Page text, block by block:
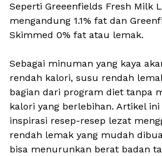
Seperti Greeenfields Fresh Milk
mengandung 1.1% fat dan
Skimmed 0% fat atau lemak.
Sebagai minuman yang kaya
rendah kalori, susu rendah
bagian dari program diet tanpa
kalori yang berlebihan. Artikel
inspirasi resep-resep lezat
rendah lemak yang mudah
bisa menurunkan berat badan